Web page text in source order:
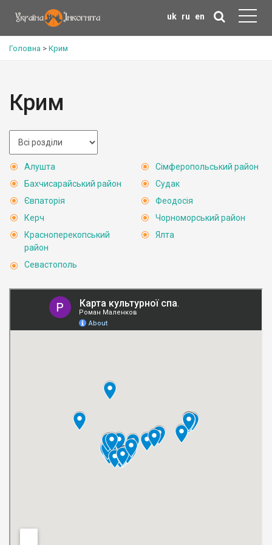
uk ru en
Головна > Крим
Крим
Алушта
Бахчисарайський район
Євпаторія
Керч
Красноперекопський
район
Севастополь
Сімферопольський район
Судак
Феодосія
Чорноморський район
Ялта